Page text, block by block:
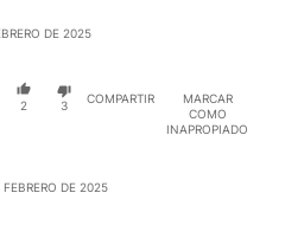
DE 2025
2 3
COMPARTIR
MARCAR
COMO
INAPROPIADO
FEBRERO DE 2025